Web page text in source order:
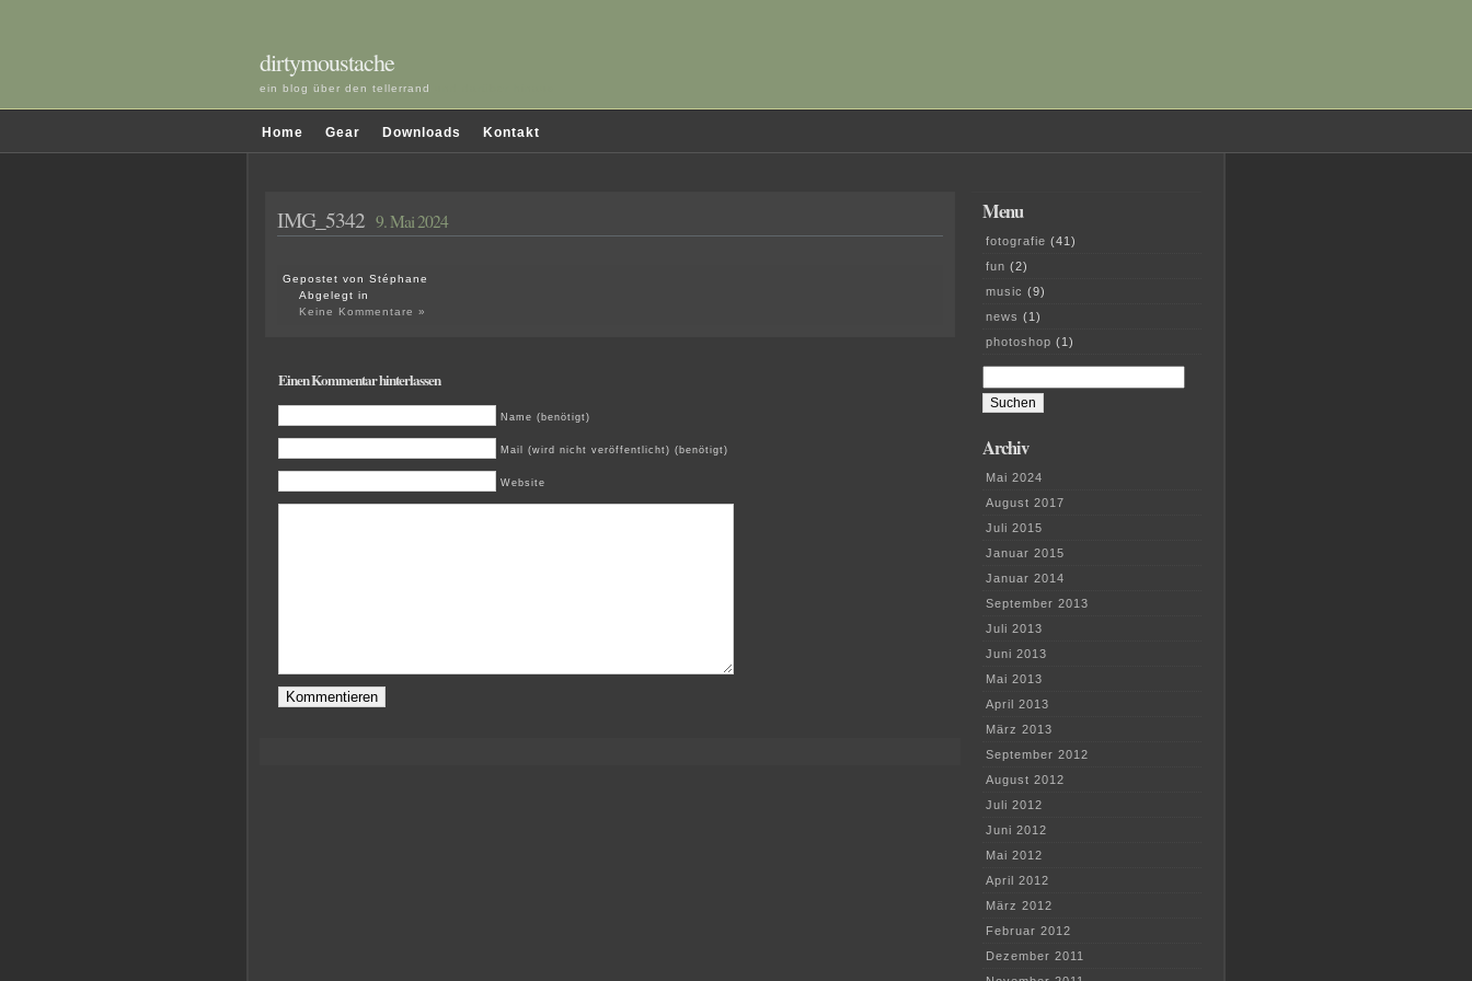
dirtymoustache
ein blog über den tellerrand
Home Gear Downloads Kontakt
IMG_5342 9. Mai 2024
Gepostet von Stéphane
Abgelegt in
Keine Kommentare »
Einen Kommentar hinterlassen
Name (benötigt)
Mail (wird nicht veröffentlicht) (benötigt)
Website
Menu
fotografie (41)
fun (2)
music (9)
news (1)
photoshop (1)
nach:
Archiv
Mai 2024
August 2017
Juli 2015
Januar 2015
Januar 2014
September 2013
Juli 2013
Juni 2013
Mai 2013
April 2013
März 2013
September 2012
August 2012
Juli 2012
Juni 2012
Mai 2012
April 2012
März 2012
Februar 2012
Dezember 2011